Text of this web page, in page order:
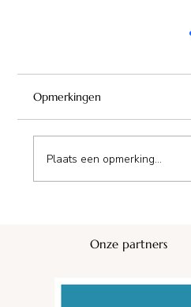
Camping Les Prades
Opmerkingen
Plaats een opmerking...
Onze partners